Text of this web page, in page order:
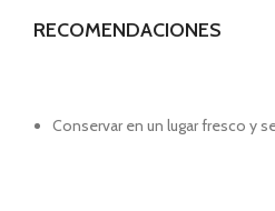
RECOMENDACIONES
Conservar en un lugar fresco y